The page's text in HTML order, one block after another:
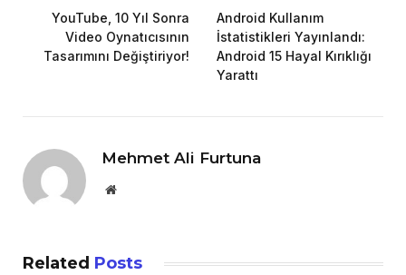
YouTube, 10 Yıl Sonra
Video Oynatıcısının
Tasarımını Değiştiriyor!
Android Kullanım
İstatistikleri Yayınlandı:
Android 15 Hayal Kırıklığı
Yarattı
Mehmet Ali Furtuna
Website
Related Posts